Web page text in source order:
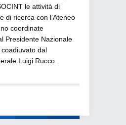
le attività di
di ricerca con l’Ateneo
coordinate
Presidente Nazionale
dal
Luigi Rucco.